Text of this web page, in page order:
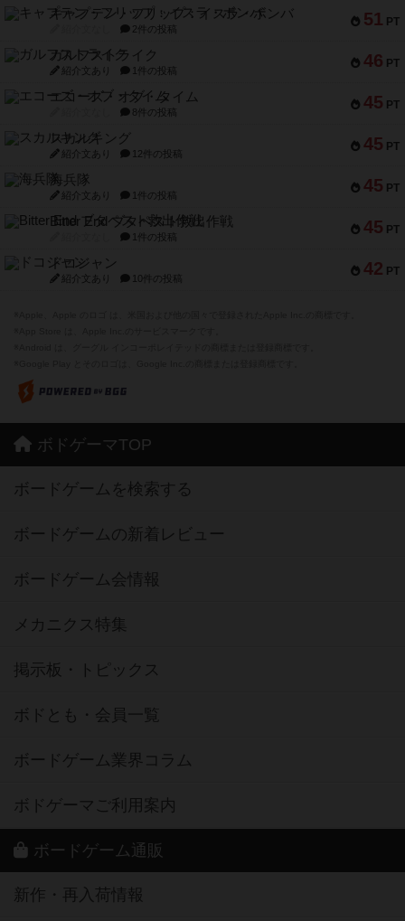
51 PT
キャプテン・フリップ：イスラ・ボンバ
2件の投稿
46 PT
ガルフストライク
紹介文あり 1件の投稿
45 PT
エコーズ・オブ・タイム
8件の投稿
45 PT
スカルキング
紹介文あり 12件の投稿
45 PT
海兵隊
紹介文あり 1件の投稿
45 PT
Bitter End ブタペスト救出作戦
1件の投稿
42 PT
ドコジャン
紹介文あり 10件の投稿
ボドゲーマTOP
ボードゲームを検索する
ボードゲームの新着レビュー
ボードゲーム会情報
メカニクス特集
掲示板・トピックス
ボドとも・会員一覧
ボードゲーム業界コラム
ボドゲーマご利用案内
ボードゲーム通販
新作・再入荷情報